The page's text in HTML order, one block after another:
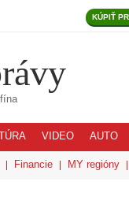
KÚPIŤ
VIDEO AUTO
Financie MY regióny